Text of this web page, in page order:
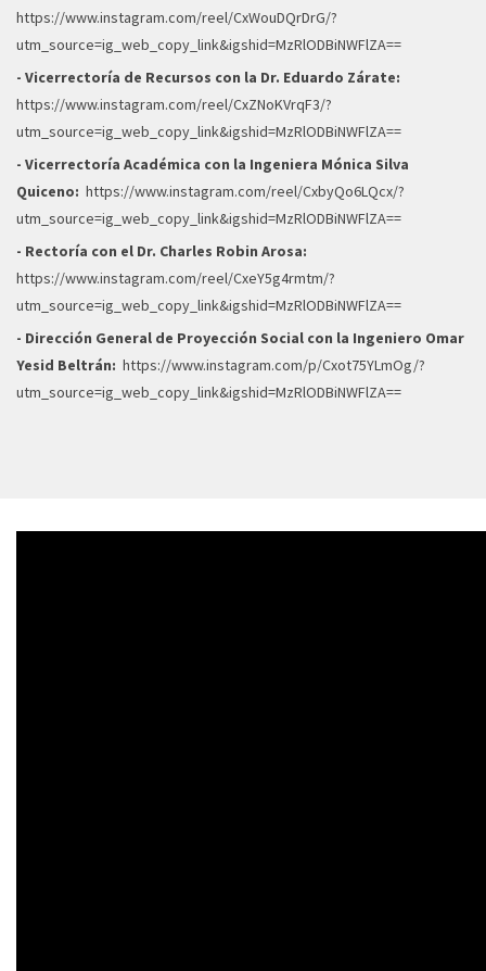
https://www.instagram.com/reel/CxWouDQrDrG/?
utm_source=ig_web_copy_link&igshid=MzRlODBiNWFlZA==
- Vicerrectoría de Recursos con la Dr. Eduardo Zárate:
https://www.instagram.com/reel/CxZNoKVrqF3/?
utm_source=ig_web_copy_link&igshid=MzRlODBiNWFlZA==
- Vicerrectoría Académica con la Ingeniera Mónica Silva
Quiceno: https://www.instagram.com/reel/CxbyQo6LQcx/?
utm_source=ig_web_copy_link&igshid=MzRlODBiNWFlZA==
- Rectoría con el Dr. Charles Robin Arosa:
https://www.instagram.com/reel/CxeY5g4rmtm/?
utm_source=ig_web_copy_link&igshid=MzRlODBiNWFlZA==
- Dirección General de Proyección Social con la Ingeniero Omar
Yesid Beltrán: https://www.instagram.com/p/Cxot75YLmOg/?
utm_source=ig_web_copy_link&igshid=MzRlODBiNWFlZA==